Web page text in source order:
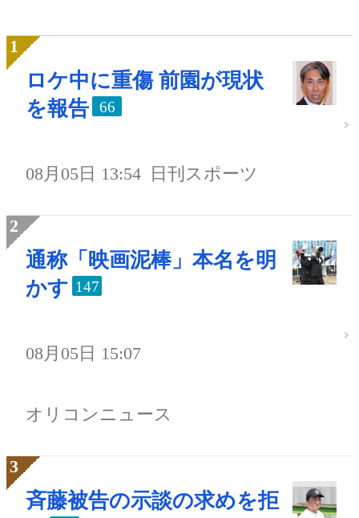
ロケ中に重傷 前園が現状
を報告
66
08月05日 13:54 日刊スポーツ
通称「映画泥棒」本名を明
かす 147
08月05日 15:07
オリコンニュース
斉藤被告の示談の求めを拒